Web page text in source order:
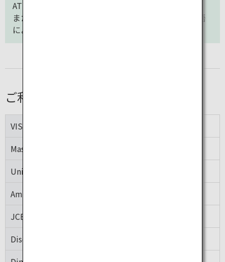
ATM画面の表示は12言語から選択できます。
また、備え付けのインターホンでも日本語または英語
による問い合わせが可能です。
ご利用可能時間
VISA
Mastercard
UnionPay
American Express
JCB
Discover